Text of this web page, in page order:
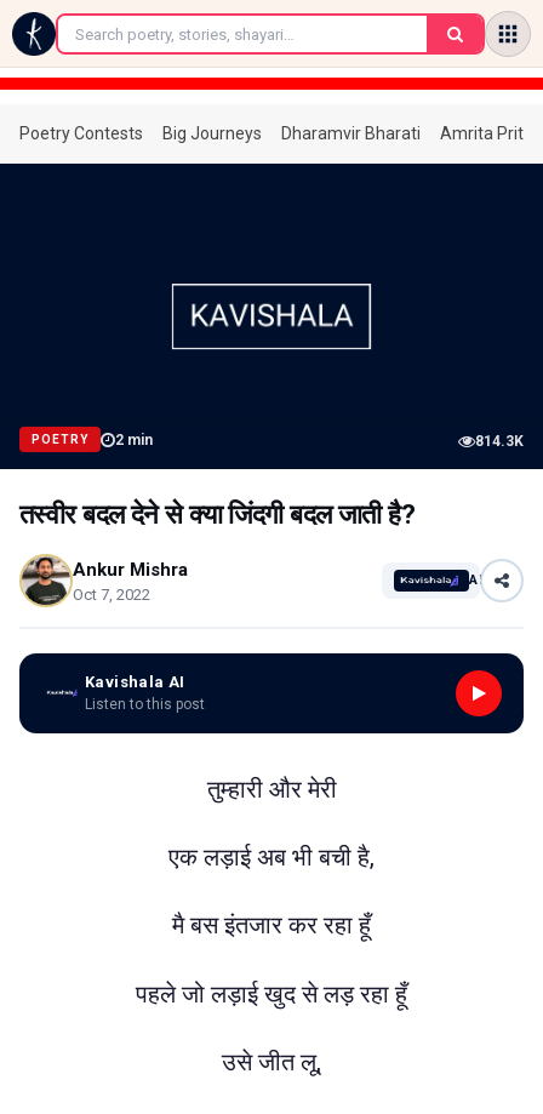
←
Poetry Contests Big Journeys Dharamvir Bharati Amrita
POETRY 2 min 814.3K
तस्वीर बदल देने से क्या जिंदगी बदल जाती है?
Ankur Mishra
Oct 7, 2022
AI
Kavishala AI
Listen to this post
तुम्हारी और मेरी
एक लड़ाई अब भी बची है,
मै बस इंतजार कर रहा हूँ
पहले जो लड़ाई खुद से लड़ रहा हूँ
उसे जीत लू,